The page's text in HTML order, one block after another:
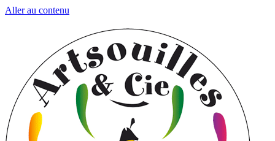
Aller au contenu